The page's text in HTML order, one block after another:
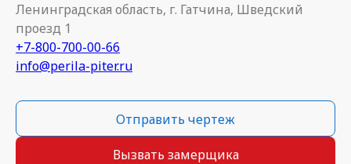
Ленинградская область, г. Гатчина, Шведский
проезд 1
+7-800-700-00-66
info@perila-piter.ru
Отправить чертеж
Вызвать замерщика